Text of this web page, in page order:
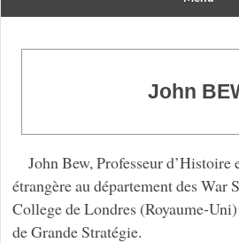
John
John Bew, Professeur d’Histoire
étrangère au département des War
College de Londres (Royaume-
de Grande Stratégie.